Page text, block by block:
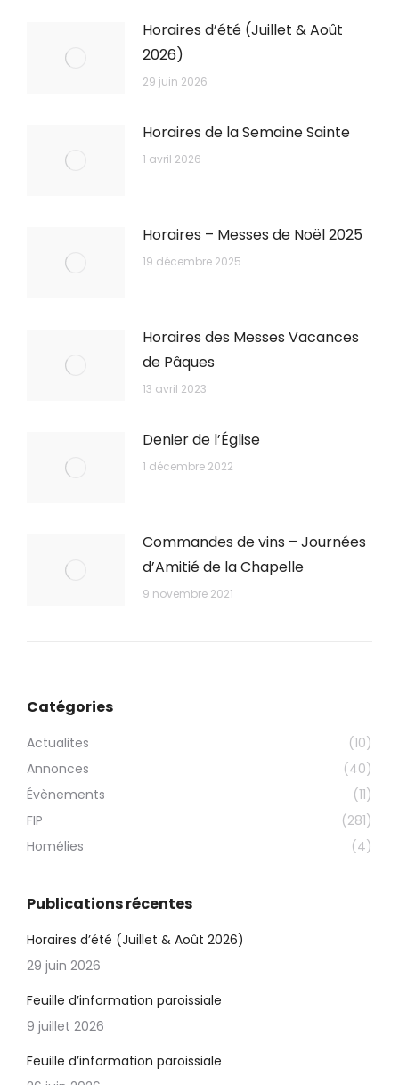
Horaires d’été (Juillet & Août
2026)
29 juin 2026
Horaires de la Semaine Sainte
1 avril 2026
Horaires – Messes de Noël 2025
19 décembre 2025
Horaires des Messes Vacances
de Pâques
13 avril 2023
Denier de l’Église
1 décembre 2022
Commandes de vins – Journées
d’Amitié de la Chapelle
9 novembre 2021
Catégories
Actualites
(10)
Annonces
(40)
Évènements
(11)
FIP
(281)
Homélies
(4)
Publications récentes
Horaires d’été (Juillet & Août 2026)
29 juin 2026
Feuille d’information paroissiale
9 juillet 2026
Feuille d’information paroissiale